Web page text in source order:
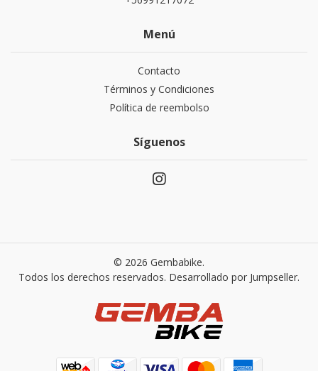
Menú
Contacto
Términos y Condiciones
Política de reembolso
Síguenos
© 2026 Gembabike.
Todos los derechos reservados. Desarrollado por Jumpseller.